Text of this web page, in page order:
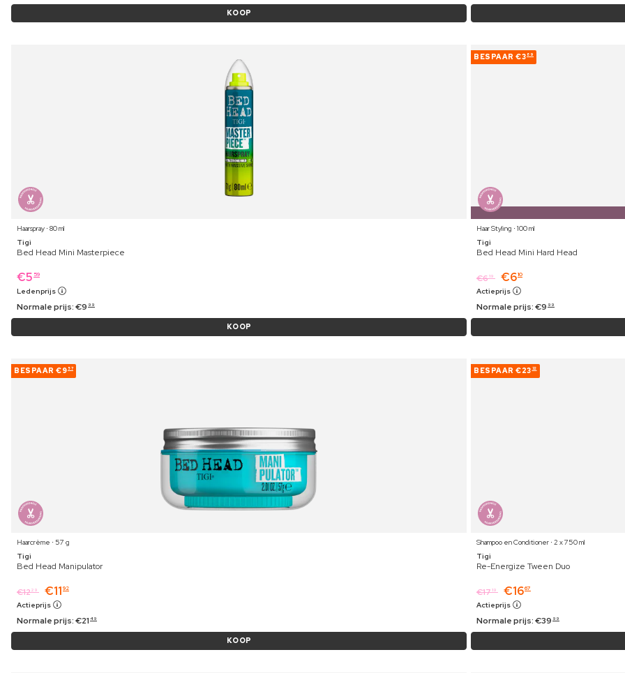
KOOP
Haarspray ⋅ 80 ml
Tigi
Bed Head Mini Masterpiece
€5 59
Ledenprijs
Normale prijs:€9 99
KOOP
BESPAAR €3 89
Haar Styling ⋅ 100 ml
Tigi
Bed Head Mini Hard Head
€619 €610
Actieprijs
Normale prijs:€9 99
BESPAAR €9 57
Haarcrème ⋅ 57 g
Tigi
Bed Head Manipulator
€1229 €11 92
Actieprijs
Normale prijs:€21 49
KOOP
BESPAAR €23 32
Shampoo en Conditioner ⋅ 2 x 750 ml
Tigi
Re-Energize Tween Duo
€1719 €1667
Actieprijs
Normale prijs:€39 99